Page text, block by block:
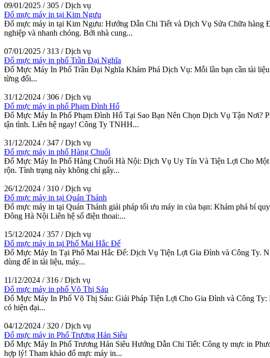
09/01/2025 /305 /Dịch vụ
Đổ mực máy in tại Kim Ngưu
Đổ mực máy in tại Kim Ngưu: Hướng Dẫn Chi Tiết và Dịch Vụ Sửa Chữa
nghiệp và nhanh chóng. Bởi nhà cung...
07/01/2025 /313 /Dịch vụ
Đổ mực máy in phố Trần Đại Nghĩa
Đổ Mực Máy In Phố Trần Đại Nghĩa Khám Phá Dịch Vụ: Mỗi lần bạn cần tài
từng đối...
31/12/2024 /306 /Dịch vụ
Đổ mực máy in phố Phạm Đình Hổ
Đổ Mực Máy In Phố Phạm Đình Hổ Tại Sao Bạn Nên Chọn Dịch Vụ Tận Nơi?
tận tình. Liên hệ ngay! Công Ty TNHH...
31/12/2024 /347 /Dịch vụ
Đổ mực máy in phố Hàng Chuối
Đổ Mực Máy In Phố Hàng Chuối Hà Nội: Dịch Vụ Uy Tín Và Tiện Lợi Cho Một
rộn. Tình trạng này không chỉ gây...
26/12/2024 /310 /Dịch vụ
Đổ mực máy in tại Quán Thánh
Đổ mực máy in tại Quán Thánh giải pháp tối ưu máy in của bạn: Khám phá bí
Đông Hà Nội Liên hệ số điện thoai:...
15/12/2024 /357 /Dịch vụ
Đổ mực máy in tại Phố Mai Hắc Đế
Đổ Mực Máy In Tại Phố Mai Hắc Đế: Dịch Vụ Tiện Lợi Gia Đình và Công Ty.
dùng để in tài liệu, máy...
11/12/2024 /316 /Dịch vụ
Đổ mực máy in phố Võ Thị Sáu
Đổ Mực Máy In Phố Võ Thị Sáu: Giải Pháp Tiện Lợi Cho Gia Đình và Công Ty:
có hiện đại...
04/12/2024 /320 /Dịch vụ
Đổ mực máy in Phố Trương Hán Siêu
Đổ Mực Máy In Phố Trương Hán Siêu Hướng Dẫn Chi Tiết: Công ty mực in
hợp lý! Tham khảo đổ mực máy in...